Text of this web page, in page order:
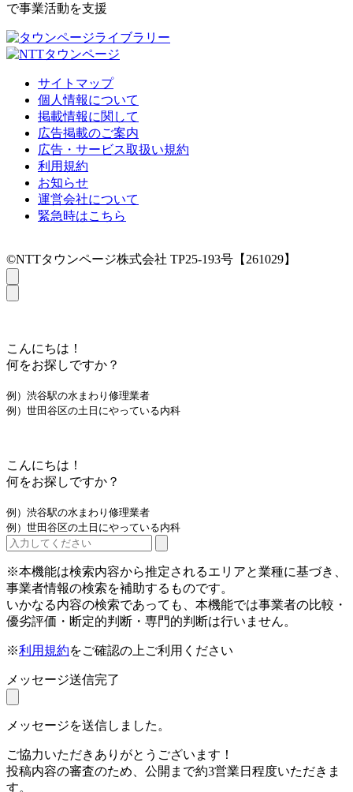
で事業活動を支援
サイトマップ
個人情報について
掲載情報に関して
広告掲載のご案内
広告・サービス取扱い規約
利用規約
お知らせ
運営会社について
緊急時はこちら
©NTTタウンページ株式会社 TP25-193号【261029】
こんにちは！
何をお探しですか？
例）渋谷駅の水まわり修理業者
例）世田谷区の土日にやっている内科
こんにちは！
何をお探しですか？
例）渋谷駅の水まわり修理業者
例）世田谷区の土日にやっている内科
※本機能は検索内容から推定されるエリアと業種に基づき、
事業者情報の検索を補助するものです。
いかなる内容の検索であっても、本機能では事業者の比較・
優劣評価・断定的判断・専門的判断は行いません。
※利用規約をご確認の上ご利用ください
メッセージ送信完了
メッセージを送信しました。
ご協力いただきありがとうございます！
投稿内容の審査のため、公開まで約3営業日程度いただきま
す。